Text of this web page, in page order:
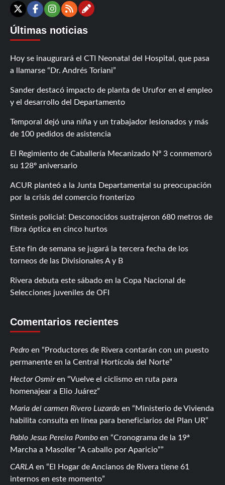
X Facebook
Instagram
RSSContáctanos
Últimas noticias
Hoy se inaugurará el CTI Neonatal del Hospital, que pasa
a llamarse “Dr. Andrés Toriani”
Sander destacó impacto de planta de Urufor en el empleo
y el desarrollo del Departamento
Temporal dejó una niña y un trabajador lesionados y más
de 100 pedidos de asistencia
El Regimiento de Caballería Mecanizado Nº 3 conmemoró
su 128º aniversario
ACUR planteó a la Junta Departamental su preocupación
por la crisis del comercio fronterizo
Síntesis policial: Desconocidos sustrajeron 680 metros de
fibra óptica en cinco hurtos
Este fin de semana se jugará la tercera fecha de los
torneos de las Divisionales A y B
Rivera debuta este sábado en la Copa Nacional de
Selecciones juveniles de OFI
Comentarios recientes
Pedro en
Productores de Rivera contarán con un puesto
permanente en la Central Hortícola del Norte
Hector Osmiren
Vuelve el ciclismo en ruta para
homenajear a Elio Juárez
Maria del carmen Rivero Luzardo en
Ministerio de Vivienda
habilita consulta en línea para beneficiarios del Plan UR
Pablo Jesus Pereira Pombo en
Cronograma de la 19ª
Marcha a Masoller “A caballo por Aparicio”
CARLA en
El Hogar de Ancianos de Rivera tiene 61
internos en este momento